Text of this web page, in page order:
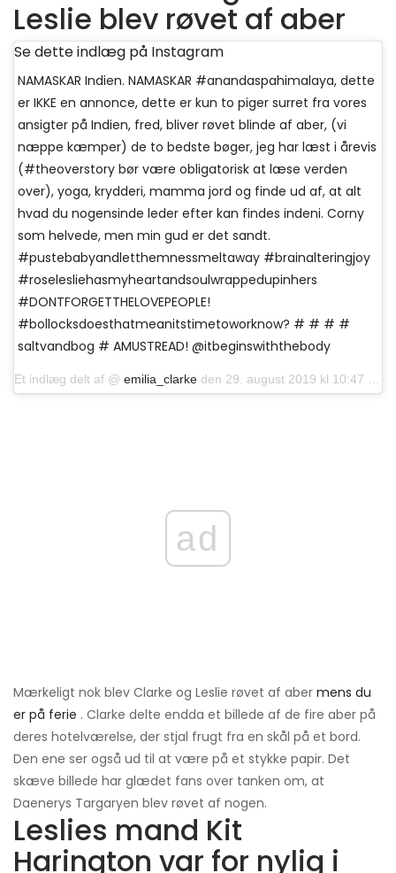
Leslie blev røvet af aber
Se dette indlæg på Instagram
NAMASKAR Indien. NAMASKAR #anandaspahimalaya, dette
er IKKE en annonce, dette er kun to piger surret fra vores
ansigter på Indien, fred, bliver røvet blinde af aber, (vi
næppe kæmper) de to bedste bøger, jeg har læst i årevis
(#theoverstory bør være obligatorisk at læse verden
over), yoga, krydderi, mamma jord og finde ud af, at alt
hvad du nogensinde leder efter kan findes indeni. Corny
som helvede, men min gud er det sandt.
#pustebabyandletthemnessmeltaway #brainalteringjoy
#roselesliehasmyheartandsoulwrappedupinhers
#DONTFORGETTHELOVEPEOPLE!
#bollocksdoesthatmeanitstimetoworknow? # # # #
saltvandbog # AMUSTREAD! @itbeginswiththebody
Et indlæg delt af @ emilia_clarke den 29. august 2019 kl 10:47 PDT
ad
Mærkeligt nok blev Clarke og Leslie røvet af aber mens du
er på ferie . Clarke delte endda et billede af de fire aber på
deres hotelværelse, der stjal frugt fra en skål på et bord.
Den ene ser også ud til at være på et stykke papir. Det
skæve billede har glædet fans over tanken om, at
Daenerys Targaryen blev røvet af nogen.
Leslies mand Kit
Harington var for nylig i